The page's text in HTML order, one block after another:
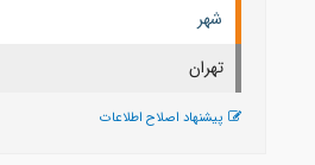
شهر
تهران
پیشنهاد اصلاح اطلاعات